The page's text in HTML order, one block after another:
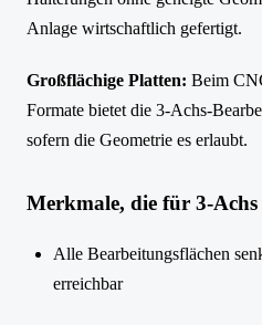
Anlage wirtschaftlich gefertigt.
Großflächige Platten: Beim
Formate bietet die 3-Achs-
sofern die Geometrie es erlaubt.
Merkmale, die für 3-Achs
Alle Bearbeitungsflächen
erreichbar